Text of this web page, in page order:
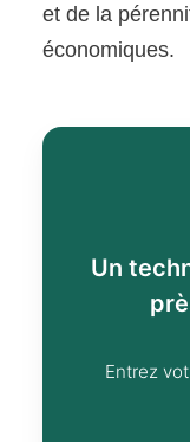
et de la
économiques.
Un
Entrez